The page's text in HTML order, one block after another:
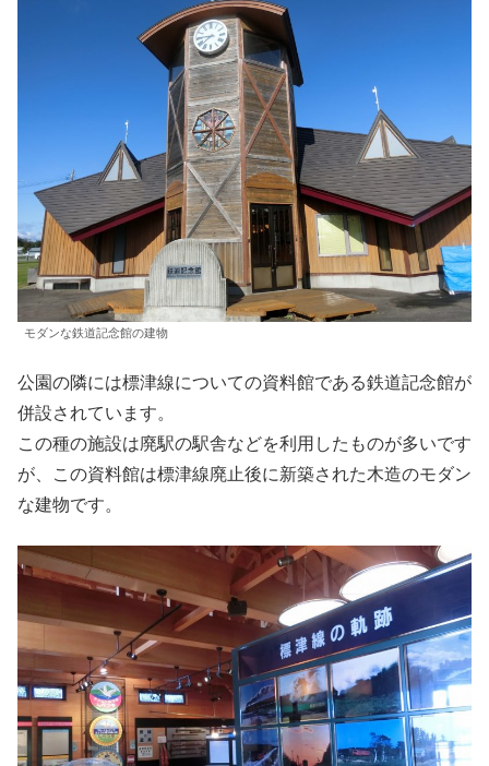
モダンな鉄道記念館の建物
公園の隣には標津線についての資料館である鉄道記念館が
併設されています。
この種の施設は廃駅の駅舎などを利用したものが多いです
が、この資料館は標津線廃止後に新築された木造のモダン
な建物です。